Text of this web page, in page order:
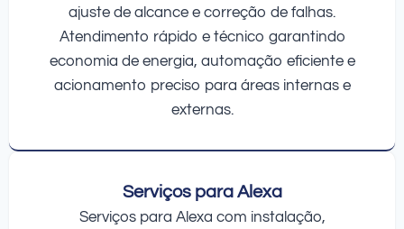
ajuste de alcance e correção de falhas.
Atendimento rápido e técnico garantindo
economia de energia, automação eficiente e
acionamento preciso para áreas internas e
externas.
Serviços para Alexa
Serviços para Alexa com instalação,